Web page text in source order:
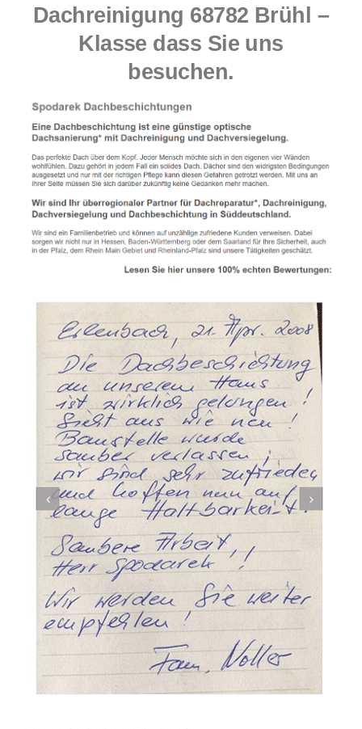
Dachreinigung 68782 Brühl –
Klasse dass Sie uns
besuchen.